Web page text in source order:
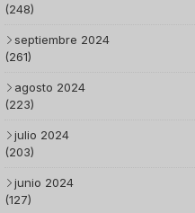
(248)
septiembre 2024
(261)
agosto 2024
(223)
julio 2024
(203)
junio 2024
(127)